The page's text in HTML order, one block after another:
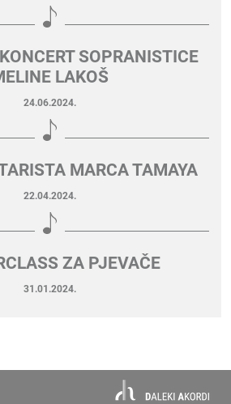
SOPRANISTICE
LAKOŠ
24.06.2024.
MARCA TAMAYA
22.04.2024.
ZA PJEVAČE
31.01.2024.